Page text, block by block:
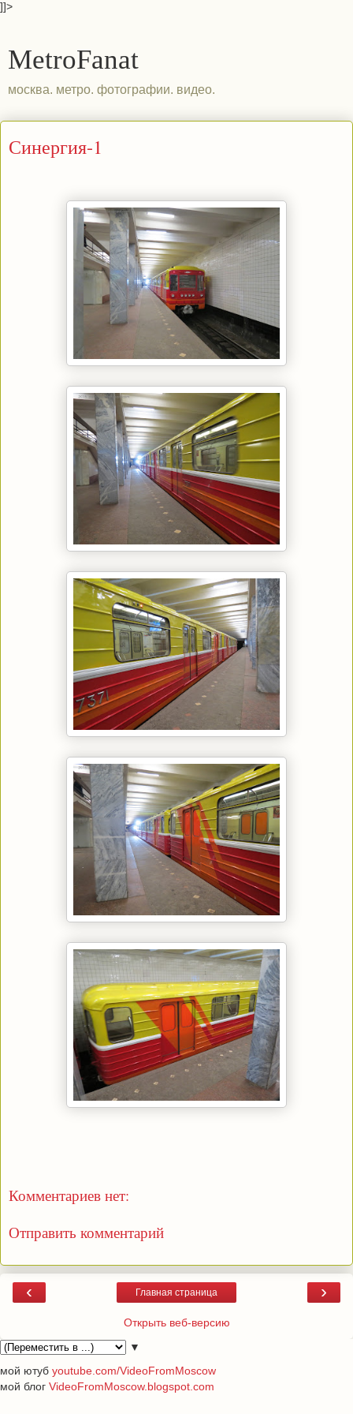
]]>
MetroFanat
москва. метро. фотографии. видео.
Синергия-1
Комментариев нет:
Отправить комментарий
‹ ›
Главная страница
Открыть веб-версию
▼
мой ютуб youtube.com/VideoFromMoscow
мой блог VideoFromMoscow.blogspot.com